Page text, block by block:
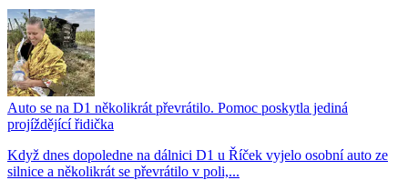
Auto se na D1 několikrát převrátilo. Pomoc poskytla jediná
projíždějící řidička
Když dnes dopoledne na dálnici D1 u Říček vyjelo osobní auto ze
silnice a několikrát se převrátilo v poli,...